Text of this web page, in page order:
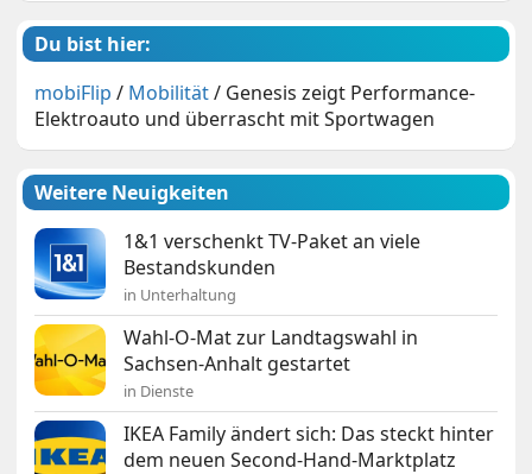
Du bist hier:
mobiFlip / Mobilität/ Genesis zeigt Performance-
Elektroauto und überrascht mit Sportwagen
Weitere Neuigkeiten
1&1 verschenkt TV-Paket an viele
Bestandskunden
in Unterhaltung
Wahl-O-Mat zur Landtagswahl in
Sachsen-Anhalt gestartet
in Dienste
IKEA Family ändert sich: Das steckt hinter
dem neuen Second-Hand-Marktplatz